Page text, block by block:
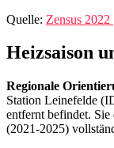
Quelle: Zensus
Heizsaison
Regionale
Station Leinefelde
entfernt befindet.
(2021‑2025)